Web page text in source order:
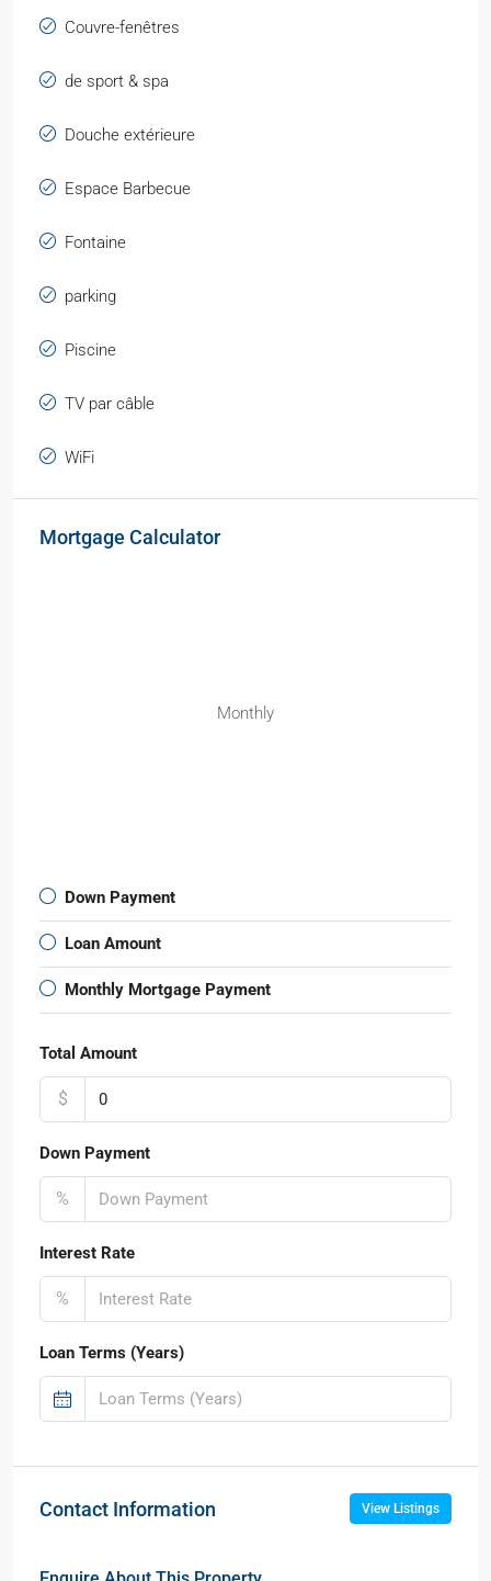
Couvre-fenêtres
de sport & spa
Douche extérieure
Espace Barbecue
Fontaine
parking
Piscine
TV par câble
WiFi
Mortgage Calculator
Monthly
Down Payment
Loan Amount
Monthly Mortgage Payment
Total Amount
$
Down Payment
%
Interest Rate
%
Loan Terms (Years)
Contact Information View Listings